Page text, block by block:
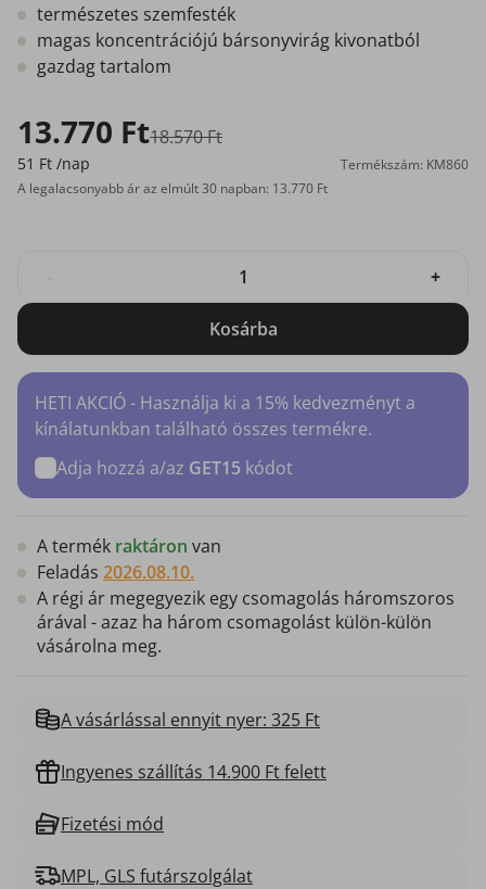
természetes szemfesték
magas koncentrációjú bársonyvirág kivonatból
gazdag tartalom
13.770 Ft18.570 Ft
51 Ft /nap
Termékszám: KM860
A legalacsonyabb ár az elmúlt 30 napban: 13.770 Ft
+
Kosárba
HETI AKCIÓ - Használja ki a 15% kedvezményt a
kínálatunkban található összes termékre.
Adja hozzá a/az GET15 kódot
A termék raktáron van
Feladás 2026.08.10.
A régi ár megegyezik egy csomagolás háromszoros
árával - azaz ha három csomagolást külön-külön
vásárolna meg.
A vásárlással ennyit nyer: 325 Ft
Ingyenes szállítás 14.900 Ft felett
Fizetési mód
MPL, GLS futárszolgálat